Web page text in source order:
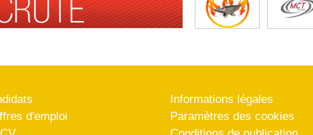
d'emploi
Informations légales
Paramètres des cookies